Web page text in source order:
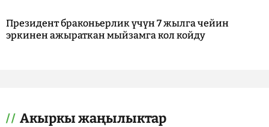
Президент браконьерлик үчүн 7 жылга чейин
эркинен ажыраткан мыйзамга кол койду
Акыркы жаңылыктар